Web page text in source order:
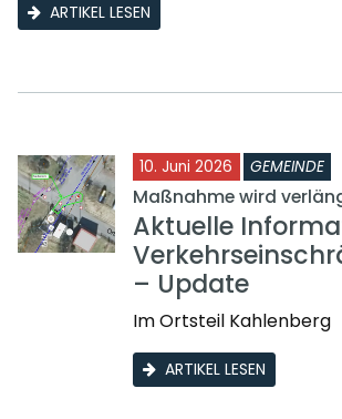
ARTIKEL LESEN
10. Juni 2026 GEMEINDE
Maßnahme wird
Aktuelle
– Update
Im Ortsteil Kahlenberg
ARTIKEL LESEN